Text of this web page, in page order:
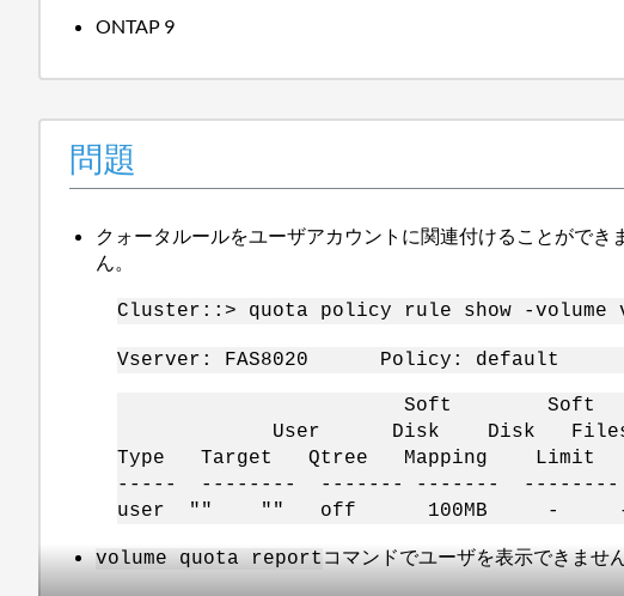
ONTAP 9
問題
クォータルールをユーザアカウントに関連付けることがで
ん。
Cluster::> quota policy rule show -volume
Vserver: FAS8020 Policy: default
Soft Soft
User Disk Disk Files
Type Target Qtree Mapping
----- -------- ------- -------
user "" "" off
volume quota report コマンドでユーザを表示できません